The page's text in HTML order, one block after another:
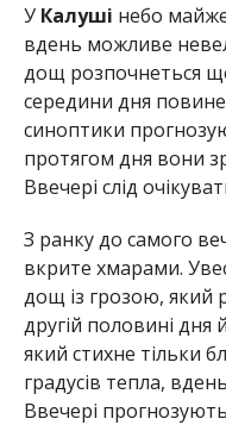
У Калуші небо
вдень можливе
дощ розпочнеться
середини дня
синоптики
протягом дня вони
Ввечері слід
З ранку до самого
вкрите хмарами.
дощ із грозою, який
другій половині
який стихне тільки
градусів тепла,
Ввечері